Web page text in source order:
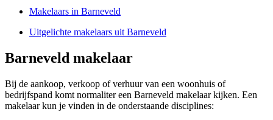
Makelaars in Barneveld
Uitgelichte makelaars uit Barneveld
Barneveld makelaar
Bij de aankoop, verkoop of verhuur van een woonhuis of
bedrijfspand komt normaliter een Barneveld makelaar kijken. Een
makelaar kun je vinden in de onderstaande disciplines: